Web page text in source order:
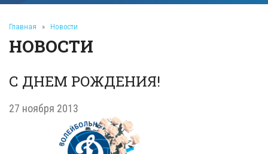
Главная » Новости
НОВОСТИ
С ДНЕМ РОЖДЕНИЯ!
27 ноября 2013